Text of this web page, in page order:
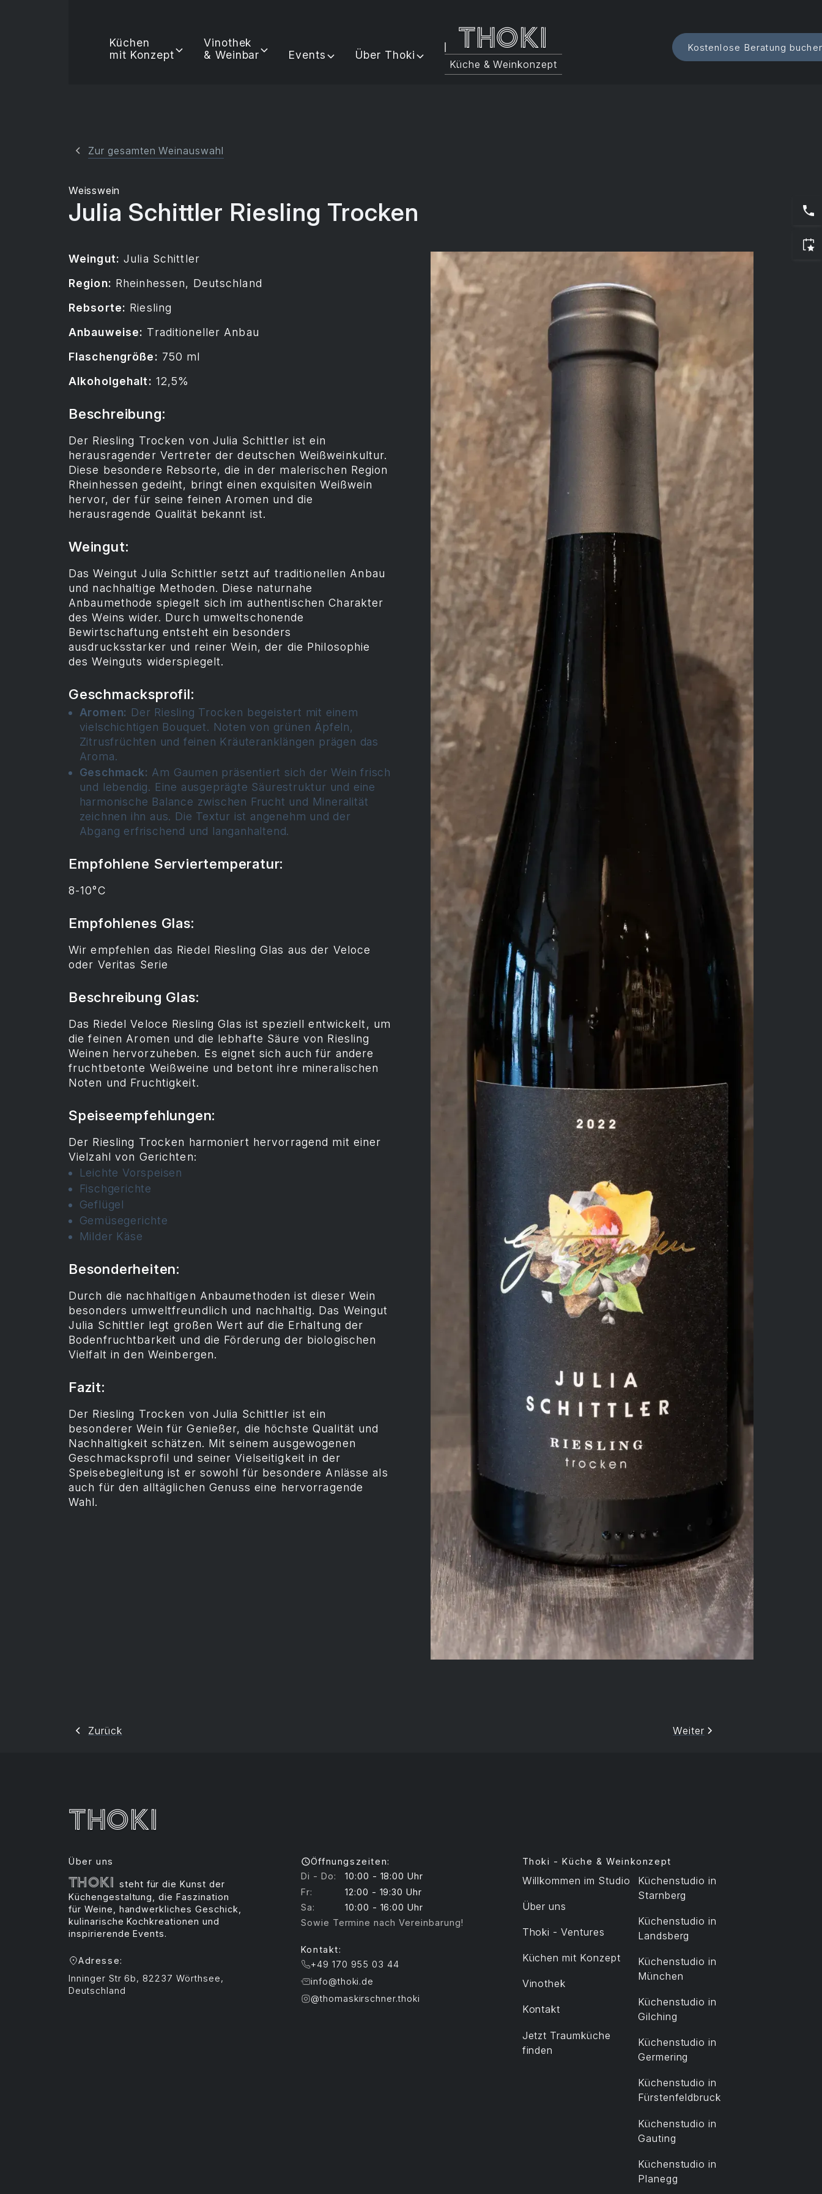
Küchen
mit Konzept
Vinothek
& Weinbar
Events Über Thoki Thoki
Küche & Weinkonzept
Kostenlose Beratung
Zur gesamten Weinauswahl
Weisswein
Julia Schittler Riesling Trocken
Weingut: Julia Schittler
Region: Rheinhessen, Deutschland
Rebsorte: Riesling
Anbauweise: Traditioneller Anbau
Flaschengröße: 750 ml
Alkoholgehalt: 12,5%
Beschreibung:
Der Riesling Trocken von Julia Schittler ist ein
herausragender Vertreter der deutschen Weißweinkultur.
Diese besondere Rebsorte, die in der malerischen Region
Rheinhessen gedeiht, bringt einen exquisiten Weißwein
hervor, der für seine feinen Aromen und die
herausragende Qualität bekannt ist.
Weingut:
Das Weingut Julia Schittler setzt auf traditionellen Anbau
und nachhaltige Methoden. Diese naturnahe
Anbaumethode spiegelt sich im authentischen Charakter
des Weins wider. Durch umweltschonende
Bewirtschaftung entsteht ein besonders
ausdrucksstarker und reiner Wein, der die Philosophie
des Weinguts widerspiegelt.
Geschmacksprofil:
Aromen: Der Riesling Trocken begeistert mit einem
vielschichtigen Bouquet. Noten von grünen Äpfeln,
Zitrusfrüchten und feinen Kräuteranklängen prägen das
Aroma.
Geschmack: Am Gaumen präsentiert sich der Wein frisch
und lebendig. Eine ausgeprägte Säurestruktur und eine
harmonische Balance zwischen Frucht und Mineralität
zeichnen ihn aus. Die Textur ist angenehm und der
Abgang erfrischend und langanhaltend.
Empfohlene Serviertemperatur:
8-10°C
Empfohlenes Glas:
Wir empfehlen das Riedel Riesling Glas aus der Veloce
oder Veritas Serie
Beschreibung Glas:
Das Riedel Veloce Riesling Glas ist speziell entwickelt, um
die feinen Aromen und die lebhafte Säure von Riesling
Weinen hervorzuheben. Es eignet sich auch für andere
fruchtbetonte Weißweine und betont ihre mineralischen
Noten und Fruchtigkeit.
Speiseempfehlungen:
Der Riesling Trocken harmoniert hervorragend mit einer
Vielzahl von Gerichten:
Leichte Vorspeisen
Fischgerichte
Geflügel
Gemüsegerichte
Milder Käse
Besonderheiten:
Durch die nachhaltigen Anbaumethoden ist dieser Wein
besonders umweltfreundlich und nachhaltig. Das Weingut
Julia Schittler legt großen Wert auf die Erhaltung der
Bodenfruchtbarkeit und die Förderung der biologischen
Vielfalt in den Weinbergen.
Fazit:
Der Riesling Trocken von Julia Schittler ist ein
besonderer Wein für Genießer, die höchste Qualität und
Nachhaltigkeit schätzen. Mit seinem ausgewogenen
Geschmacksprofil und seiner Vielseitigkeit in der
Speisebegleitung ist er sowohl für besondere Anlässe als
auch für den alltäglichen Genuss eine hervorragende
Wahl.
Zurück Weiter
Thoki
Über uns
Thoki steht für die Kunst der
Küchengestaltung, die Faszination
für Weine, handwerkliches Geschick,
kulinarische Kochkreationen und
inspirierende Events.
Adresse:
Inninger Str 6b, 82237 Wörthsee,
Deutschland
Öffnungszeiten:
Di - Do:
10:00 - 18:00 Uhr
Fr:
12:00 - 19:30 Uhr
Sa:
10:00 - 16:00 Uhr
Sowie Termine nach Vereinbarung!
Kontakt:
+49 170 955 03 44
info@thoki.de
@thomaskirschner.thoki
Thoki - Küche & Weinkonzept
Willkommen im Studio
Über uns
Thoki - Ventures
Küchen mit Konzept
Vinothek
Kontakt
Jetzt Traumküche
finden
Küchenstudio in
Starnberg
Küchenstudio in
Landsberg
Küchenstudio in
München
Küchenstudio in
Gilching
Küchenstudio in
Germering
Küchenstudio in
Fürstenfeldbruck
Küchenstudio in
Gauting
Küchenstudio in
Planegg